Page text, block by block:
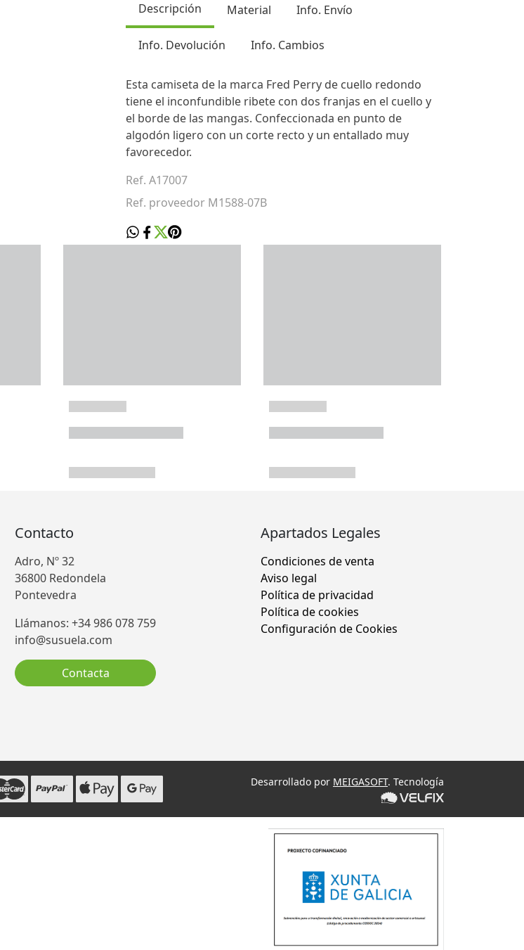
Descripción Material Info. Envío
Info. Devolución Info. Cambios
Esta camiseta de la marca Fred Perry de cuello redondo
tiene el inconfundible ribete con dos franjas en el cuello y
el borde de las mangas. Confeccionada en punto de
algodón ligero con un corte recto y un entallado muy
favorecedor.
Ref. A17007
Ref. proveedor M1588-07B
Contacto
Adro, Nº 32
36800 Redondela
Pontevedra
Llámanos: +34 986 078 759
info@susuela.com
Contacta
Apartados Legales
Condiciones de venta
Aviso legal
Política de privacidad
Política de cookies
Configuración de Cookies
Desarrollado por MEIGASOFT. Tecnología